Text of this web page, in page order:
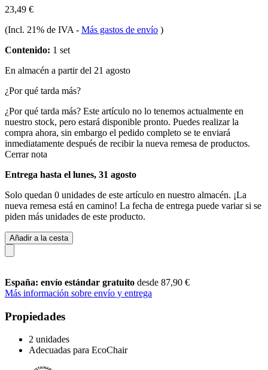
23,49 €
(Incl. 21% de IVA - Más gastos de envío )
Contenido: 1 set
En almacén a partir del 21 agosto
¿Por qué tarda más?
¿Por qué tarda más? Este artículo no lo tenemos actualmente en
nuestro stock, pero estará disponible pronto. Puedes realizar la
compra ahora, sin embargo el pedido completo se te enviará
inmediatamente después de recibir la nueva remesa de productos.
Cerrar nota
Entrega hasta el lunes, 31 agosto
Solo quedan 0 unidades de este artículo en nuestro almacén. ¡La
nueva remesa está en camino! La fecha de entrega puede variar si se
piden más unidades de este producto.
Añadir a la cesta
España: envío estándar gratuito desde 87,90 €
Más información sobre envío y entrega
Propiedades
2 unidades
Adecuadas para EcoChair